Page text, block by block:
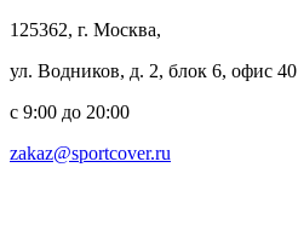
125362, г. Москва,
ул. Водников, д. 2, блок 6, офис 40
с 9:00 до 20:00
zakaz@sportcover.ru